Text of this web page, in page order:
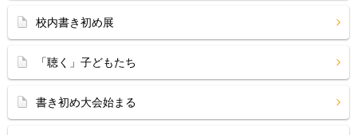
校内書き初め展
「聴く」子どもたち
書き初め大会始まる